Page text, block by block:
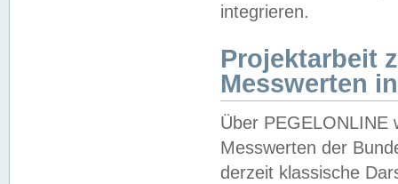
integrieren.
Projektarbeit
Messwerten
Über PEGELONLINE
Messwerten der
derzeit klassische